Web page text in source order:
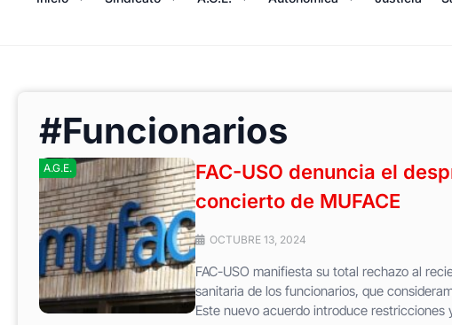
#Funcionarios
A.G.E.
FAC-USO denuncia el
concierto de MUFACE
OCTUBRE 13, 2024
FAC-USO manifiesta su total rechazo al
sanitaria de los funcionarios, que
Este nuevo acuerdo introduce restricciones